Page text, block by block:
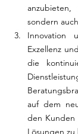
sondern
Innovation
Exzellenz
die
auf dem
den Kunden
Lösungen zu